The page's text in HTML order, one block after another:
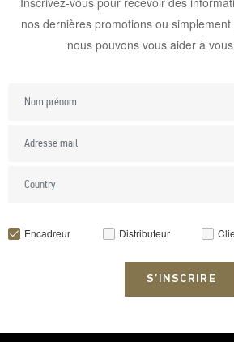
nos dernières promotions ou
nous pouvons vous aider à
Encadreur Distributeur
S’INSCRIRE